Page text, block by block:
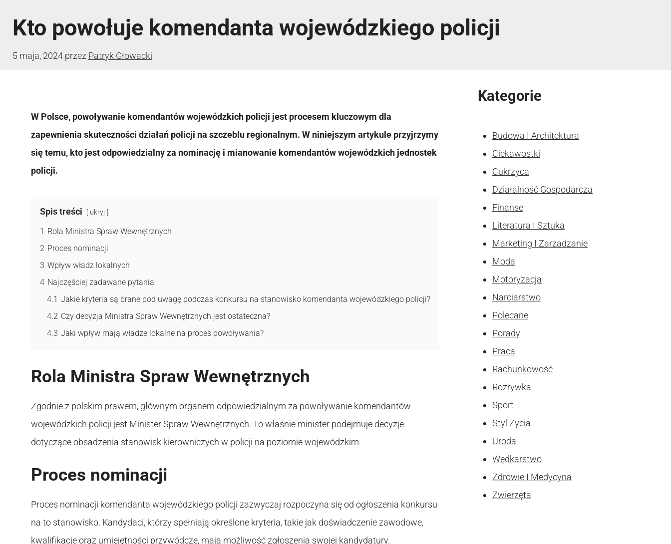
Kto powołuje komendanta wojewódzkiego policji
5 maja, 2024 przez Patryk Głowacki
W Polsce, powoływanie komendantów wojewódzkich policji jest procesem kluczowym dla
zapewnienia skuteczności działań policji na szczeblu regionalnym. W niniejszym artykule przyjrzymy
się temu, kto jest odpowiedzialny za nominację i mianowanie komendantów wojewódzkich jednostek
policji.
Spis treści ukryj
1 Rola Ministra Spraw Wewnętrznych
2 Proces nominacji
3 Wpływ władz lokalnych
4 Najczęściej zadawane pytania
4.1 Jakie kryteria są brane pod uwagę podczas konkursu na stanowisko komendanta wojewódzkiego policji?
4.2 Czy decyzja Ministra Spraw Wewnętrznych jest ostateczna?
4.3 Jaki wpływ mają władze lokalne na proces powoływania?
Rola Ministra Spraw Wewnętrznych
Zgodnie z polskim prawem, głównym organem odpowiedzialnym za powoływanie komendantów
wojewódzkich policji jest Minister Spraw Wewnętrznych. To właśnie minister podejmuje decyzje
dotyczące obsadzenia stanowisk kierowniczych w policji na poziomie wojewódzkim.
Proces nominacji
Proces nominacji komendanta wojewódzkiego policji zazwyczaj rozpoczyna się od ogłoszenia konkursu
na to stanowisko. Kandydaci, którzy spełniają określone kryteria, takie jak doświadczenie zawodowe,
kwalifikacje oraz umiejętności przywódcze, mają możliwość zgłoszenia swojej kandydatury.
Kategorie
Budowa I Architektura
Ciekawostki
Cukrzyca
Działalność Gospodarcza
Finanse
Literatura I Sztuka
Marketing I Zarzadzanie
Moda
Motoryzacja
Narciarstwo
Polecane
Porady
Praca
Rachunkowość
Rozrywka
Sport
Styl Zycia
Uroda
Wędkarstwo
Zdrowie I Medycyna
Zwierzęta